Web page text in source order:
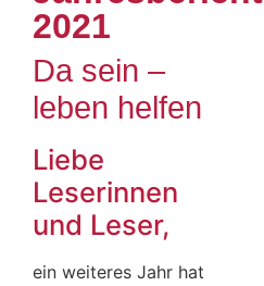
2021
Da sein –
leben helfen
Liebe
Leserinnen
und Leser,
ein weiteres Jahr hat